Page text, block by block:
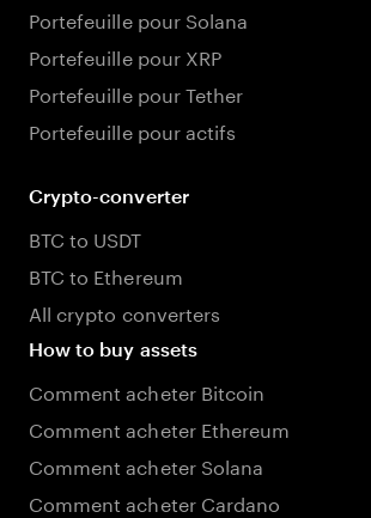
Portefeuille pour Solana
Portefeuille pour XRP
Portefeuille pour Tether
Portefeuille pour actifs
Crypto-converter
BTC to USDT
BTC to Ethereum
All crypto converters
How to buy assets
Comment acheter Bitcoin
Comment acheter Ethereum
Comment acheter Solana
Comment acheter Cardano